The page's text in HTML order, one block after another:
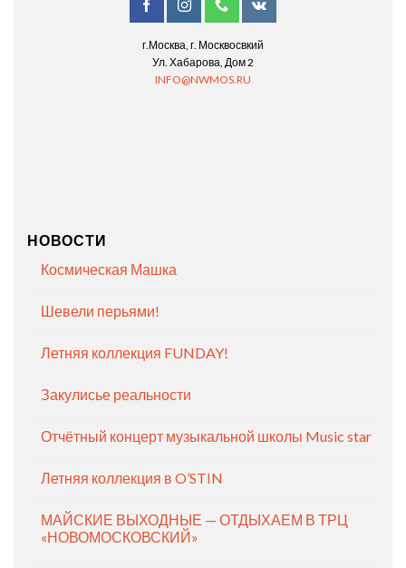
г.Москва, г. Москвосвкий
Ул. Хабарова, Дом 2
INFO@NWMOS.RU
НОВОСТИ
Космическая Машка
Шевели перьями!
Летняя коллекция FUNDAY!
Закулисье реальности
Отчётный концерт музыкальной школы Music star
Летняя коллекция в O’STIN
МАЙСКИЕ ВЫХОДНЫЕ — ОТДЫХАЕМ В ТРЦ
«НОВОМОСКОВСКИЙ»